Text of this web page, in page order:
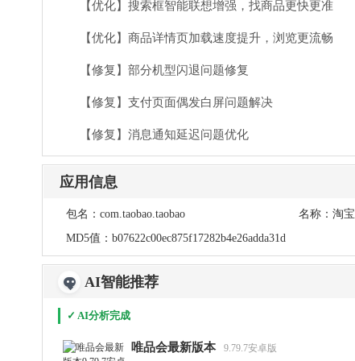
【优化】搜索框智能联想增强，找商品更快更准
【优化】商品详情页加载速度提升，浏览更流畅
【修复】部分机型闪退问题修复
【修复】支付页面偶发白屏问题解决
【修复】消息通知延迟问题优化
应用信息
包名： com.taobao.taobao 名称： 淘宝
MD5值： b07622c00ec875f17282b4e26adda31d
AI智能推荐
✓ AI分析完成
唯品会最新版本
9.79.7安卓版